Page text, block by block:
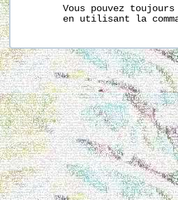
Vous pouvez
en utilisant la